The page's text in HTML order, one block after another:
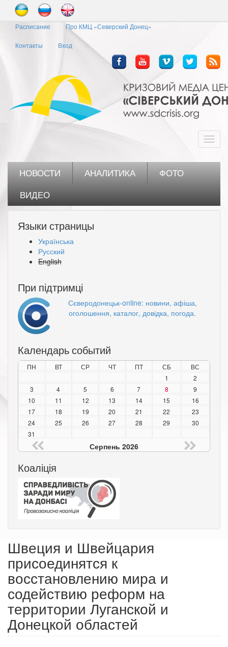
Перейти
основному
Расписание Про КМЦ «Северский Донец»
Контакты Вход
НОВОСТИ АНАЛИТИКА
ФОТО
ВИДЕО
Языки страницы
Українська
Русский
English
При підтримці
Сєверодонецьк-online: новини, афіша,
оголошення, каталог, довідка, погода.
Календарь событий
ПН ВТ СР ЧТ ПТ СБ
ВС
1
2
3
4 5 6 7 8
9
10
11 12 13 14 15
16
17
18 19 20 21 22
23
24
25 26 27 28 29
30
31
Серпень 2026
Коаліція
Швеция и Швейцария
присоединятся к
восстановлению мира и
содействию реформ на
территории Луганской и
Донецкой областей